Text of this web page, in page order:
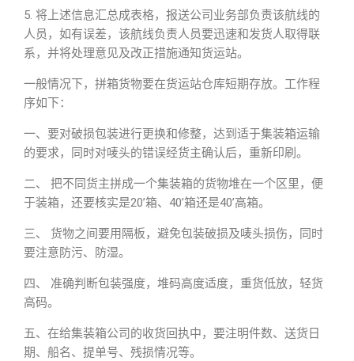
5. 将上述信息汇总成表格，报送公司业务部负责该航线的
人员，如有误差，该航线负责人员要迅速和发货人取得联
系，并将处理意见及改正措施通知货运站。
一般情况下，拼箱货物要在货运站仓库短期存放。工作程
序如下：
一、要对破损包装进行更换和修整，达到适于集装箱运输
的要求，同时对唛头的错误经货主确认后，重新印刷。
二、 把不同货主拼成一个集装箱的货物堆在一个区里，便
于装箱，还要核实是20’箱、40’箱还是40’高箱。
三、 货物之间要用隔板，避免包装破损及唛头损伤，同时
要注意防污、防湿。
四、 准确判断包装强度，堆码高度适度，重货低放，轻货
高码。
五、在给集装箱公司的收货回执中，要注明件数、送货日
期、船名、提单号、残损情况等。